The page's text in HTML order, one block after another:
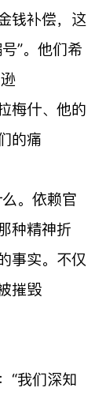
钱补偿，这
”。他们希
梅什、他的
的痛
。依赖官
种精神折
事实。不仅
摧毁
“我们深知